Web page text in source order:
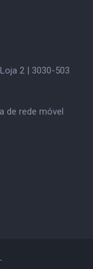
2 | 3030-503
de rede móvel